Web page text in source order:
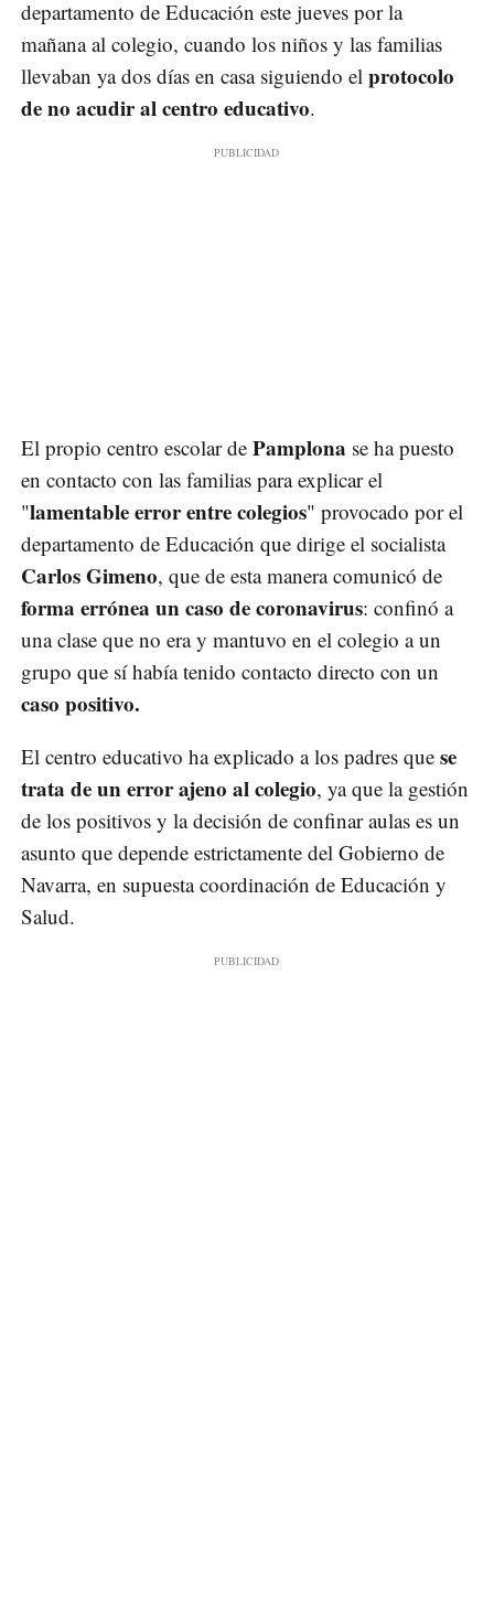
departamento de Educación este jueves por la
mañana al colegio, cuando los niños y las familias
llevaban ya dos días en casa siguiendo el protocolo
de no acudir al centro educativo.
El propio centro escolar de Pamplona se ha puesto
en contacto con las familias para explicar el
"lamentable error entre colegios" provocado por el
departamento de Educación que dirige el socialista
Carlos Gimeno, que de esta manera comunicó de
forma errónea un caso de coronavirus: confinó a
una clase que no era y mantuvo en el colegio a un
grupo que sí había tenido contacto directo con un
caso positivo.
El centro educativo ha explicado a los padres que se
trata de un error ajeno al colegio, ya que la gestión
de los positivos y la decisión de confinar aulas es un
asunto que depende estrictamente del Gobierno de
Navarra, en supuesta coordinación de Educación y
Salud.